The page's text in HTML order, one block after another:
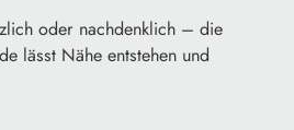
oder nachdenklich – die
lässt Nähe entstehen und